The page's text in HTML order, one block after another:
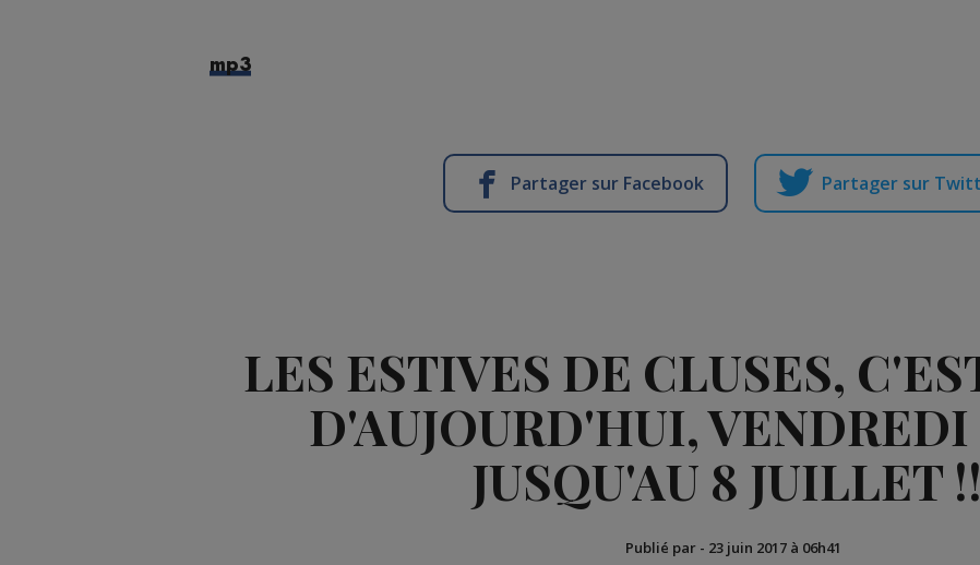
mp3
Partager sur Facebook Partager sur
LES ESTIVES DE CLUSES,
D'AUJOURD'HUI, VENDREDI
JUSQU'AU 8 JUILLET
Publié par - 23 juin 2017 à 06h41